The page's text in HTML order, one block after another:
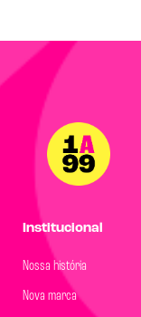
Institucional
Nossa história
Nova marca